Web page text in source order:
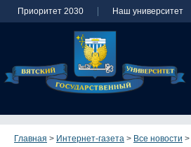
Приоритет 2030 Наш университет
Главная > Интернет-газета > Все новости >